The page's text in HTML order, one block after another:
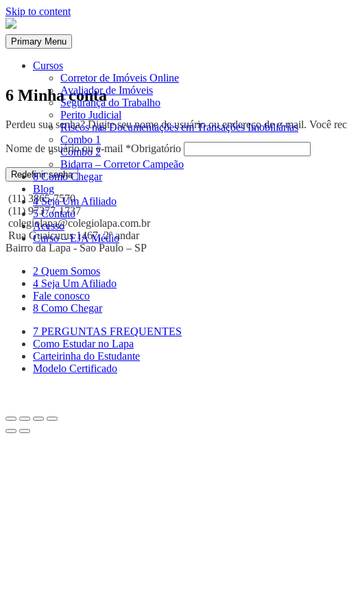
Skip to content
Primary Menu
Cursos
Corretor de Imóveis Online
Avaliador de Imóveis
Segurança do Trabalho
Perito Judicial
Riscos nas Documentações em Transações Imobiliárias
Combo 1
Combo 2
Bidarra – Corretor Campeão
8 Como Chegar
Blog
4 Seja Um Afiliado
5 Contato
Acesso
Curso – EJA Médio
6 Minha conta
Perdeu sua senha? Digite seu nome de usuário ou endereço de e-mail. Você
Nome de usuário ou e-mail *Obrigatório
Redefinir senha
(11) 3865-7570
(11) 97377-1737
colegiolapa@colegiolapa.com.br
Rua Guaicurus 1467, 2º andar
Bairro da Lapa - Sao Paulo – SP
2 Quem Somos
4 Seja Um Afiliado
Fale conosco
8 Como Chegar
7 PERGUNTAS FREQUENTES
Como Estudar no Lapa
Carteirinha do Estudante
Modelo Certificado